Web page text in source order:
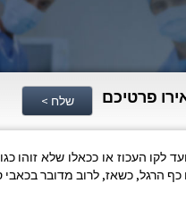
פרטיכם שלח >
העכוז או ככאלו שלא זוהו
כף הרגל, כשאז, לרוב מדובר בכאבי